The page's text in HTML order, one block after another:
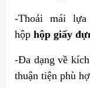
-Thoải mái
hộp hộp giấy
-Đa dạng về
thuận tiện phù